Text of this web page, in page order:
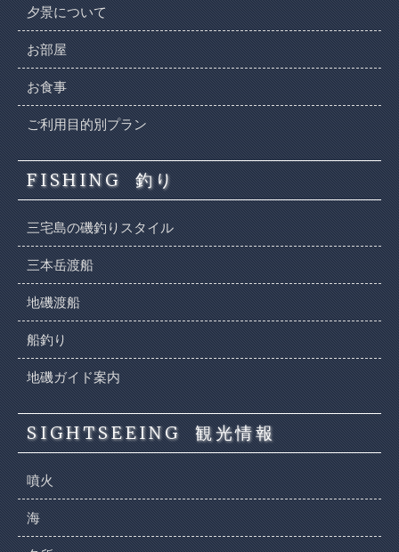
夕景について
お部屋
お食事
ご利用目的別プラン
FISHING 釣り
三宅島の磯釣りスタイル
三本岳渡船
地磯渡船
船釣り
地磯ガイド案内
SIGHTSEEING 観光情報
噴火
海